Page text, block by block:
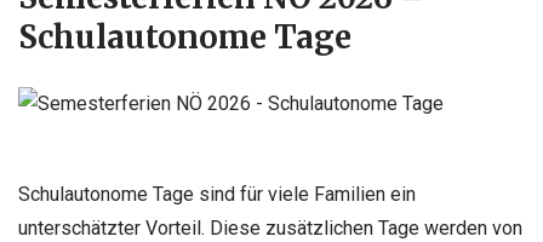
Schulautonome Tage
Schulautonome Tage sind für viele Familien ein
unterschätzter Vorteil. Diese zusätzlichen Tage werden von